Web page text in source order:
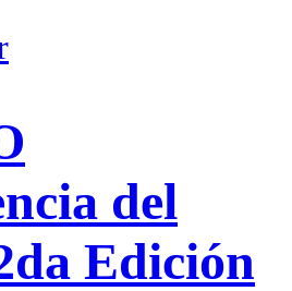
del
Edición